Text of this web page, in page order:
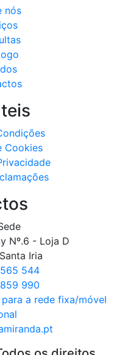
nós
Cookies
Nº.6 - Loja D
Iria
544
990
a rede fixa/móvel